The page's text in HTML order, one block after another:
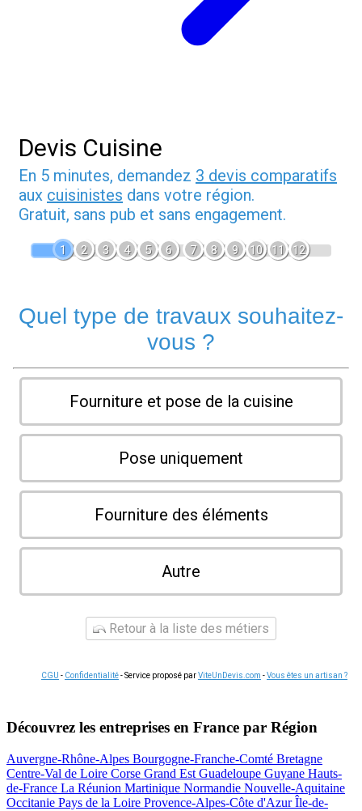
Devis Cuisine
En 5 minutes, demandez 3 devis comparatifs
aux cuisinistes dans votre région.
Gratuit, sans pub et sans engagement.
1 2 3 4 5 6 7 8 9 10 11 12
Quel type de travaux souhaitez-
vous ?
Fourniture et pose de la cuisine
Pose uniquement
Fourniture des éléments
Autre
Retour à la liste des métiers
CGU - Confidentialité- Service proposé parViteUnDevis.com -Vous êtes un artisan ?
Découvrez les entreprises en France par Région
Auvergne-Rhône-Alpes Bourgogne-Franche-Comté Bretagne
Centre-Val de Loire Corse Grand Est Guadeloupe Guyane Hauts-
de-France La Réunion Martinique Normandie Nouvelle-Aquitaine
Occitanie Pays de la Loire Provence-Alpes-Côte d'AzurÎle-de-